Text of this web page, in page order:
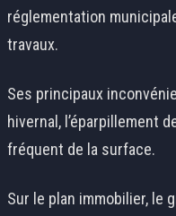
réglementation
travaux.
Ses principaux
hivernal, l’éparpillement
fréquent de la surface.
Sur le plan immobilier, le